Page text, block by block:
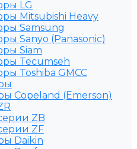
LG
Mitsubishi Heavy
Samsung
Sanyo (Panasonic)
Siam
Tecumseh
Toshiba GMCC
Copeland (Emerson)
ZB
ZF
Daikin